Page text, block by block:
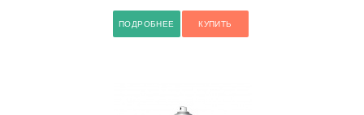
ПОДРОБНЕЕ КУПИТЬ